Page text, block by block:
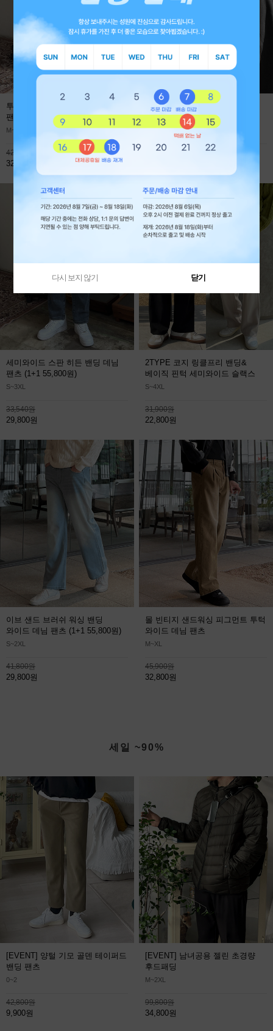
투턱 사계절 프리미엄 와이드 데님
팬츠
(1+1 59,800원)
M~XL
42,800원
32,800원
에어로 쿨에버 절개 오버핏 긴팔
티셔츠
M~XL
45,900원
세미와이드 스판 히든 밴딩 데님
팬츠 (1+1 55,800원)
S~3XL
33,540원
29,800원
2TYPE 코지 링클프리 밴딩&
베이직 핀턱 세미와이드 슬랙스
S~4XL
31,900원
22,800원
이브 샌드 브러쉬 워싱 밴딩
와이드 데님 팬츠 (1+1 55,800원)
S~2XL
41,800원
29,800원
몰 빈티지 샌드워싱 피그먼트 투턱
와이드 데님 팬츠
M~XL
45,900원
32,800원
세일 ~90%
[EVENT] 양털 기모 골덴 테이퍼드
밴딩 팬츠
0~2
42,800원
9,900원
[EVENT] 남녀공용 젤린 초경량
후드패딩
M~2XL
99,800원
34,800원
다시 보지 않기 닫기